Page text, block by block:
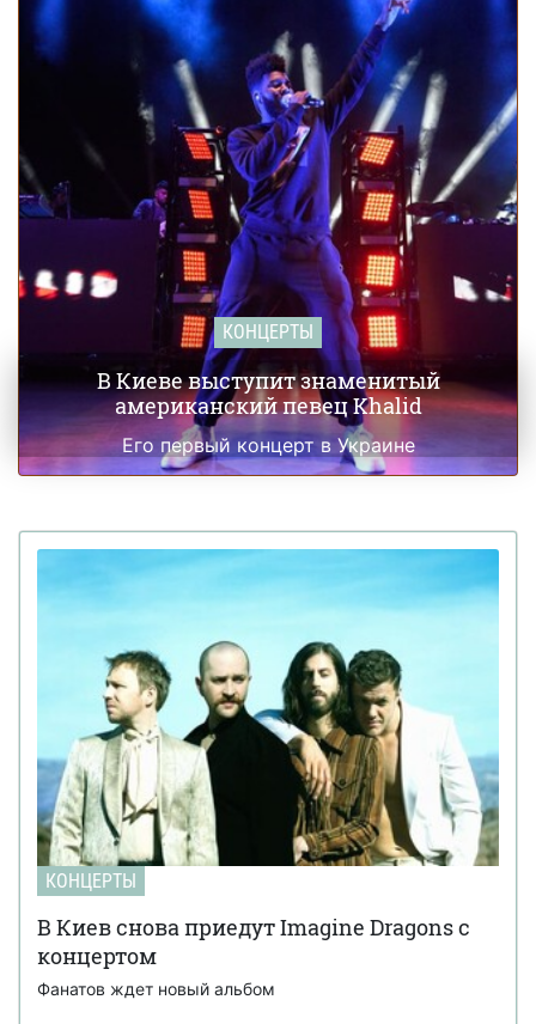
людей
02 сентября 13:35 Longer Party: Тимати едет в Киев!
Джастин Бибер ездил по Калифорнии без
КОНЦЕРТЫ
В Киеве выступит знаменитый
американский певец Khalid
Его первый концерт в Украине
КОНЦЕРТЫ
В Киев снова приедут Imagine Dragons с
концертом
Фанатов ждет новый альбом